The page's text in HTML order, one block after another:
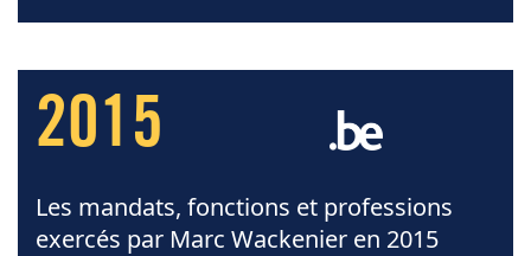
2015
Les mandats, fonctions et professions
exercés par Marc Wackenier en 2015